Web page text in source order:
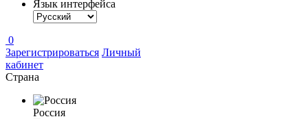
Язык интерфейса
0
Зарегистрироваться Личный
кабинет
Страна
Россия